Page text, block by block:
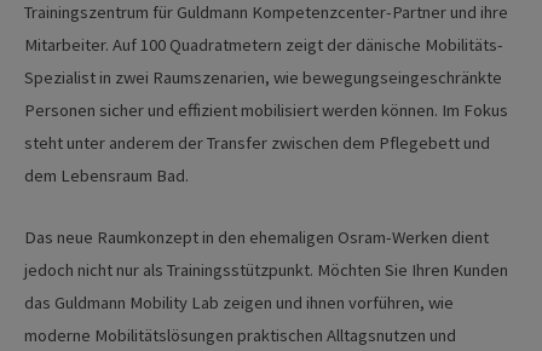
Trainingszentrum für Guldmann Kompetenzcenter-Partner und ihre
Mitarbeiter. Auf 100 Quadratmetern zeigt der dänische Mobilitäts-
Spezialist in zwei Raumszenarien, wie bewegungseingeschränkte
Personen sicher und effizient mobilisiert werden können. Im Fokus
steht unter anderem der Transfer zwischen dem Pflegebett und
dem Lebensraum Bad.
Das neue Raumkonzept in den ehemaligen Osram-Werken dient
jedoch nicht nur als Trainingsstützpunkt. Möchten Sie Ihren Kunden
das Guldmann Mobility Lab zeigen und ihnen vorführen, wie
moderne Mobilitätslösungen praktischen Alltagsnutzen und